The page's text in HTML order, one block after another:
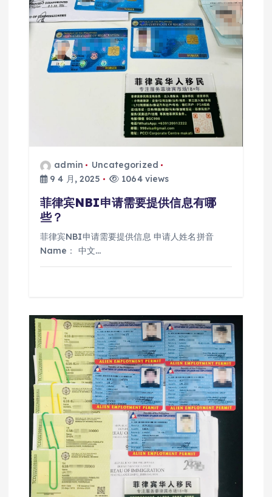
admin
Uncategorized
9 4 月, 2025
1064 views
菲律宾NBI申请需要提供信息有哪
些？
菲律宾NBI申请需要提供信息 申请人姓名拼音
Name： 中文…